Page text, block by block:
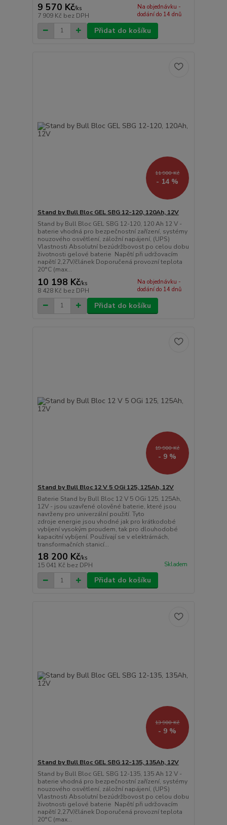
9 570 Kč/ks
7 909 Kč bez DPH
Na objednávku -
dodání do 14 dnů
Přidat do košíku
11 900 Kč
- 14 %
Stand by Bull Bloc GEL SBG 12-120, 120Ah, 12V
Stand by Bull Bloc GEL SBG 12-120, 120 Ah 12 V -
baterie vhodná pro bezpečnostní zařízení, systémy
nouzového osvětlení, záložní napájení, (UPS)
Vlastnosti Absolutní bezúdržbovost po celou dobu
životnosti gelové baterie Napětí při udržovacím
napětí 2,27V/článek Doporučená provozní teplota
20°C (max...
10 198 Kč/ks
8 428 Kč bez DPH
Na objednávku -
dodání do 14 dnů
Přidat do košíku
19 900 Kč
- 9 %
Stand by Bull Bloc 12 V 5 OGi 125, 125Ah, 12V
Baterie Stand by Bull Bloc 12 V 5 OGi 125, 125Ah,
12V - jsou uzavřené olověné baterie, které jsou
navrženy pro univerzální použití. Tyto
zdroje energie jsou vhodné jak pro krátkodobé
vybíjení vysokým proudem, tak pro dlouhodobé
kapacitní vybíjení. Používají se v elektrárnách,
transformačních stanicí...
18 200 Kč/ks
15 041 Kč bez DPH Skladem
Přidat do košíku
13 900 Kč
- 9 %
Stand by Bull Bloc GEL SBG 12-135, 135Ah, 12V
Stand by Bull Bloc GEL SBG 12-135, 135 Ah 12 V -
baterie vhodná pro bezpečnostní zařízení, systémy
nouzového osvětlení, záložní napájení, (UPS)
Vlastnosti Absolutní bezúdržbovost po celou dobu
životnosti gelové baterie Napětí při udržovacím
napětí 2,27V/článek Doporučená provozní teplota
20°C (max...